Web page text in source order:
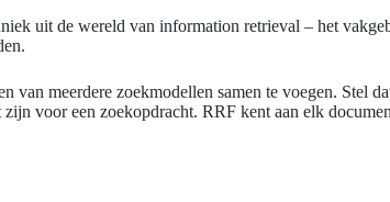
uit de wereld van information retrieval – het
van meerdere zoekmodellen samen te voegen. Stel
voor een zoekopdracht. RRF kent aan elk